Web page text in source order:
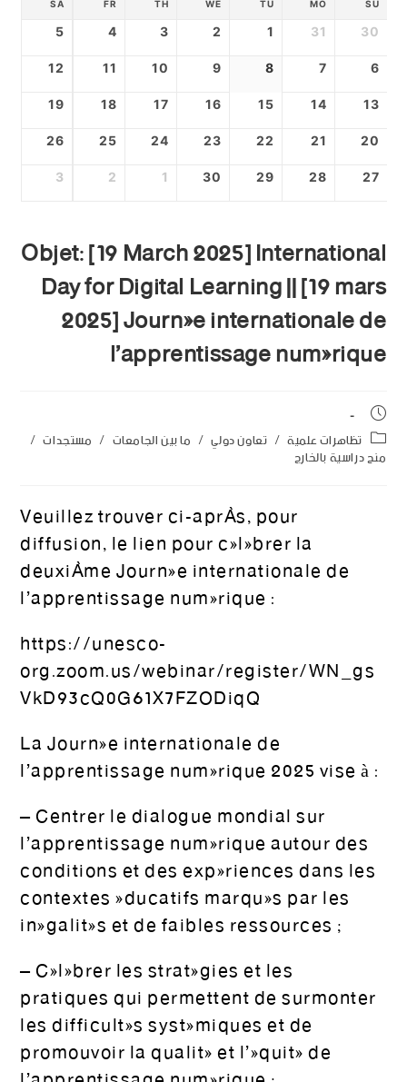
SU
MO
TU
WE
TH
FR
SA
30
31
1
2
3
4
5
6
7
8
9
10
11
12
13
14
15
16
17
18
19
20
21
22
23
24
25
26
27
28
29
30
1
2
3
Objet: [19 March 2025] International
Day for Digital Learning || [19 mars
2025] Journée internationale de
l’apprentissage numérique
تظاهرات علمية / تعاون دولي / ما بين الجامعات / مستجدات /
منح دراسية بالخارج
Veuillez trouver ci-après, pour
diffusion, le lien pour célébrer la
deuxième Journée internationale de
l’apprentissage numérique :
https://unesco-
org.zoom.us/webinar/register/WN_gs
VkD93cQ0G61X7FZODiqQ
La Journée internationale de
l’apprentissage numérique 2025 vise à :
– Centrer le dialogue mondial sur
l’apprentissage numérique autour des
conditions et des expériences dans les
contextes éducatifs marqués par les
inégalités et de faibles ressources ;
– Célébrer les stratégies et les
pratiques qui permettent de surmonter
les difficultés systémiques et de
promouvoir la qualité et l’équité de